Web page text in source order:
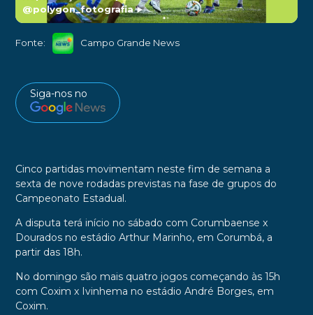
@polygon_fotografia►
Fonte: Campo Grande News
Siga-nos no
Cinco partidas movimentam neste fim de semana a
sexta de nove rodadas previstas na fase de grupos do
Campeonato Estadual.
A disputa terá início no sábado com Corumbaense x
Dourados no estádio Arthur Marinho, em Corumbá, a
partir das 18h.
No domingo são mais quatro jogos começando às 15h
com Coxim x Ivinhema no estádio André Borges, em
Coxim.